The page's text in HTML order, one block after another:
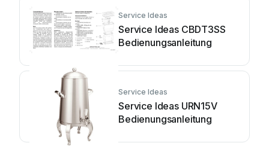
Service Ideas
Service Ideas CBDT3SS
Bedienungsanleitung
Service Ideas
Service Ideas URN15V
Bedienungsanleitung